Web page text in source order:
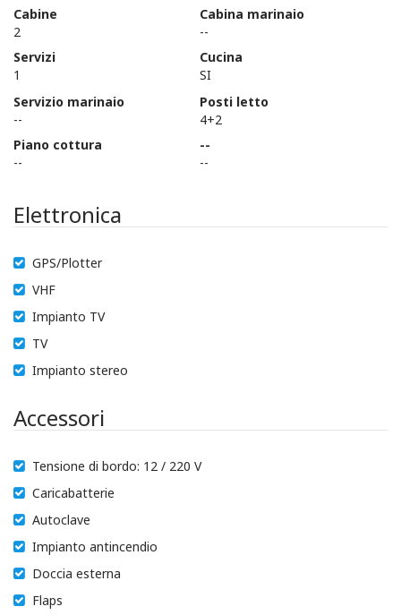
Cabine
2
Servizi
1
Cabina marinaio
--
Cucina
SI
Servizio marinaio
--
Piano cottura
--
Posti letto
4+2
--
--
Elettronica
GPS/Plotter
VHF
Impianto TV
TV
Impianto stereo
Accessori
Tensione di bordo: 12 / 220 V
Caricabatterie
Autoclave
Impianto antincendio
Doccia esterna
Flaps